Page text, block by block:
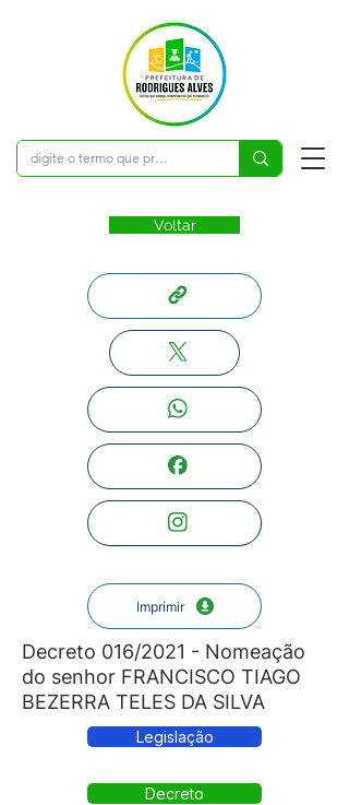
Voltar
Imprimir
Decreto 016/2021 - Nomeação
do senhor FRANCISCO TIAGO
BEZERRA TELES DA SILVA
Legislação
Decreto